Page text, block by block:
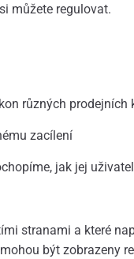
můžete regulovat.
různých prodejních
zacílení
jak jej
stranami a které
být zobrazeny